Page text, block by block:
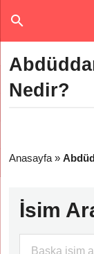
Nedir?
Anasayfa »
İsim